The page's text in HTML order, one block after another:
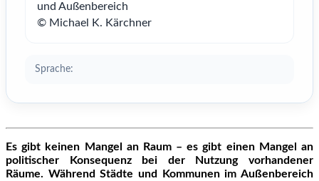
und Außenbereich
© Michael K. Kärchner
Sprache:
Es gibt keinen Mangel an Raum – es gibt einen Mangel an
politischer Konsequenz bei der Nutzung vorhandener
Räume. Während Städte und Kommunen im Außenbereich